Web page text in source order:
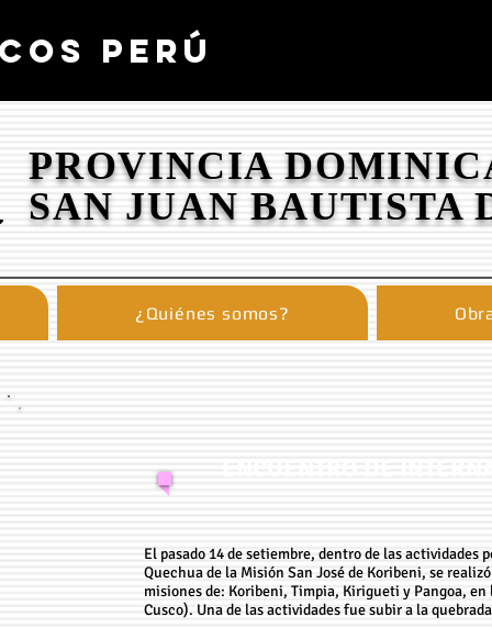
PERÚ
PROVINCIA
SAN JUAN BAUTISTA
¿Quiénes somos?
El pasado 14 de setiembre, dentro de las actividades
Quechua de la Misión San José de Koribeni, se
misiones de: Koribeni, Timpia, Kirigueti y Pangoa,
Cusco). Una de las actividades fue subir a la